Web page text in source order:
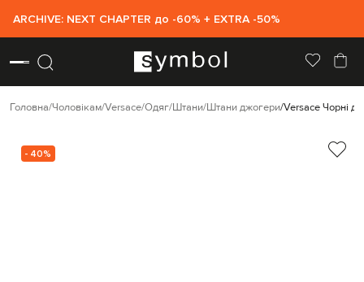
ARCHIVE: NEXT CHAPTER до -60% + EXTRA -50%
Головна Чоловікам Versace Одяг Штани Штани джогери Versace Чорні
- 40%